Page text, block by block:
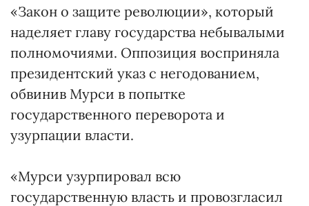
«Закон о защите революции», который
наделяет главу государства небывалыми
полномочиями. Оппозиция восприняла
президентский указ с негодованием,
обвинив Мурси в попытке
государственного переворота и
узурпации власти.
«Мурси узурпировал всю
государственную власть и провозгласил